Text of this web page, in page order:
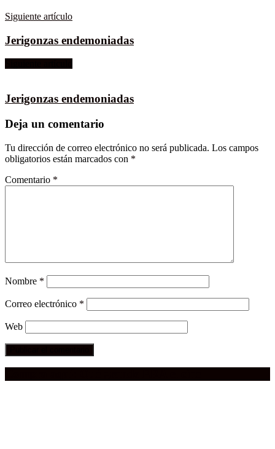
Siguiente artículo
Jerigonzas endemoniadas
Jerigonzas endemoniadas
Deja un comentario
Tu dirección de correo electrónico no será publicada. Los campos
obligatorios están marcados con *
Comentario *
Nombre *
Correo electrónico *
Web